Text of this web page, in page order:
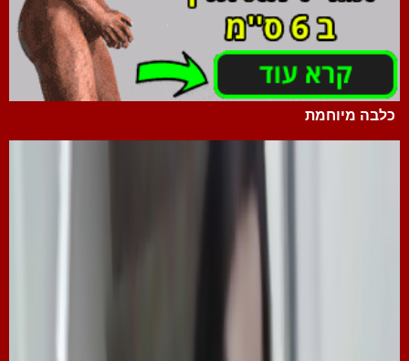
כלבה מיוחמת